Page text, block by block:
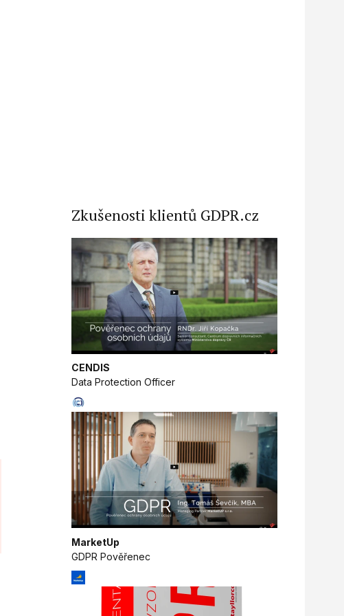
Zkušenosti klientů GDPR.cz
CENDIS
Data Protection Officer
MarketUp
GDPR Pověřenec